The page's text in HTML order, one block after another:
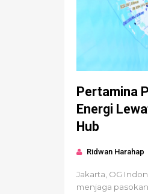
Pertamina
Energi
Hub
Ridwan Harahap
Jakarta, OG
menjaga